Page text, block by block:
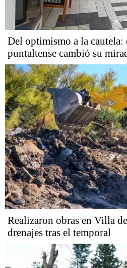
Del optimismo a la cautela:
puntaltense cambió su
Realizaron obras en Villa
drenajes tras el temporal